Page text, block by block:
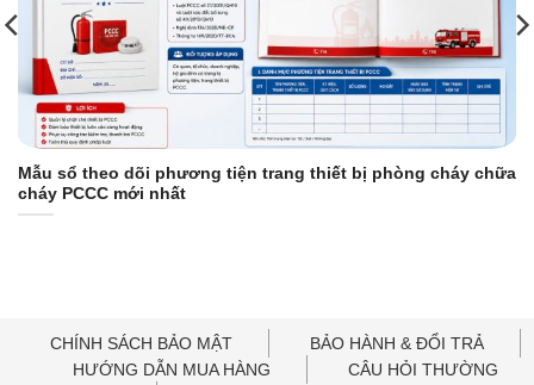
Mẫu sổ theo dõi phương tiện trang thiết bị phòng cháy chữa
cháy PCCC mới nhất
CHÍNH SÁCH BẢO MẬT
BẢO HÀNH & ĐỔI TRẢ
HƯỚNG DẪN MUA HÀNG
CÂU HỎI THƯỜNG